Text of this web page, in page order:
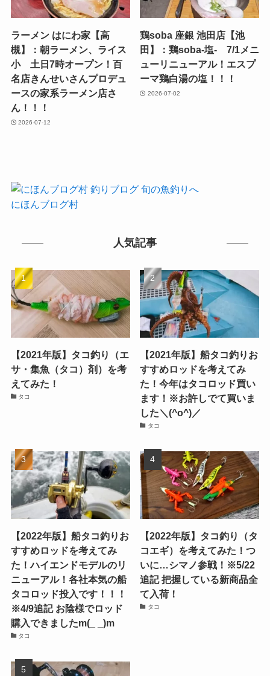
ラーメン はにわ家【高
槻】：朝ラーメン、ライス
小 土日7時オープン！百
名店きんせいさんプロデュ
ースの家系ラーメン店さ
ん！！！
2026-07-12
鶏soba 座銀 池田店【池
田】：鶏soba-塩- 7/1メニ
ューリニューアル！エスプ
ーマ鶏白湯の塩！！！
2026-07-02
にほんブログ村
人気記事
【2021年版】タコ釣り（エ
サ・集魚（タコ）剤）を考
えてみた！
タコ
【2021年版】船タコ釣りお
すすめロッドを考えてみ
た！今年はタコロッド買い
ます！※お許しでて買いま
した＼(^o^)／
タコ
【2022年版】船タコ釣りお
すすめロッドを考えてみ
た！ハイエンドモデルのリ
ニューアル！各社本気の船
タコロッド投入です！！！
※4/9追記 お陰様でロッド
購入できましたm(_ _)m
タコ
【2022年版】タコ釣り（タ
コエギ）を考えてみた！つ
いに…シマノ参戦！※5/22
追記 把握している新商品全
て入荷！
タコ